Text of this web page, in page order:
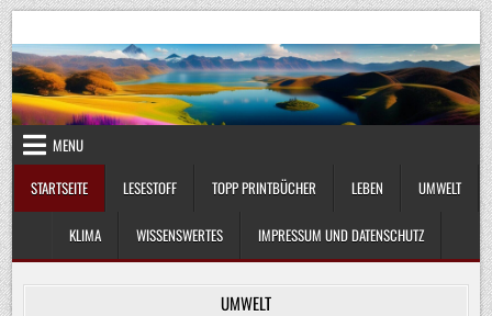
Skip
to
content
UmweltKlima.com
MENU
STARTSEITE
LESESTOFF TOPP PRINTBÜCHER LEBEN UMWELT
KLIMA WISSENSWERTES IMPRESSUM UND DATENSCHUTZ
UMWELT